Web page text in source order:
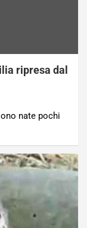
ripresa dal
nate pochi